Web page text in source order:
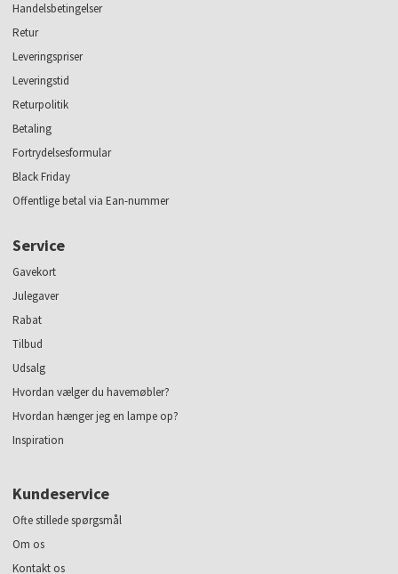
Handelsbetingelser
Retur
Leveringspriser
Leveringstid
Returpolitik
Betaling
Fortrydelsesformular
Black Friday
Offentlige betal via Ean-nummer
Service
Gavekort
Julegaver
Rabat
Tilbud
Udsalg
Hvordan vælger du havemøbler?
Hvordan hænger jeg en lampe op?
Inspiration
Kundeservice
Ofte stillede spørgsmål
Om os
Kontakt os